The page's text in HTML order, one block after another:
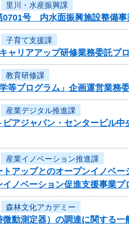
里川・水産振興課
0701号 内水面振興施設整備
子育て支援課
ャリアアップ研修業務委託プ
教育研修課
等プログラム」企画運営業務
産業デジタル推進課
ピアジャパン・センタービル
産業イノベーション推進課
トアップとのオープンイノベ
ノベーション促進支援事業プ
森林文化アカデミー
動測定器）の調達に関する一